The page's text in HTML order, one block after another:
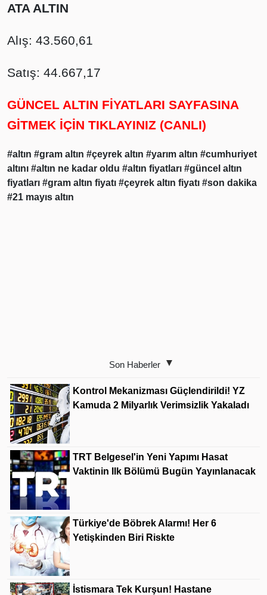
ATA ALTIN
Alış: 43.560,61
Satış: 44.667,17
GÜNCEL ALTIN FİYATLARI SAYFASINA
GİTMEK İÇİN TIKLAYINIZ (CANLI)
#altın #gram altın #çeyrek altın #yarım altın #cumhuriyet
altını #altın ne kadar oldu #altın fiyatları #güncel altın
fiyatları #gram altın fiyatı #çeyrek altın fiyatı #son dakika
#21 mayıs altın
Son Haberler
Kontrol Mekanizması Güçlendirildi! YZ
Kamuda 2 Milyarlık Verimsizlik Yakaladı
TRT Belgesel'in Yeni Yapımı Hasat
Vaktinin Ilk Bölümü Bugün Yayınlanacak
Türkiye'de Böbrek Alarmı! Her 6
Yetişkinden Biri Riskte
İstismara Tek Kurşun! Hastane